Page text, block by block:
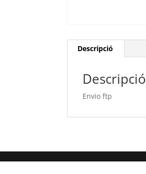
Descripció
Descripció
Envio ftp